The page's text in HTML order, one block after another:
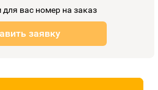
вас номер на заказ
заявку